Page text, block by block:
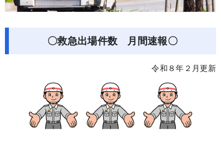
〇救急出場件数 月間速報〇
令和８年２月更新